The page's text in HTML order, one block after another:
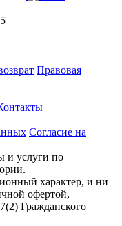
Правовая
Согласие на
и услуги по
характер, и ни
офертой,
Гражданского